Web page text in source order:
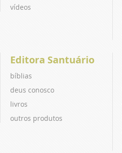
vídeos
Editora Santuário
bíblias
deus conosco
livros
outros produtos